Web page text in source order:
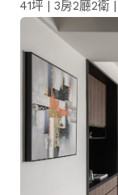
41坪 | 3房2廳2衛